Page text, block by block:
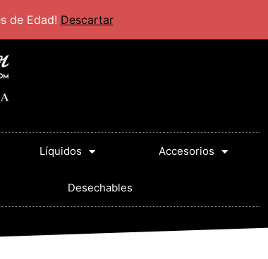
Líquidos Accesorios
Desechables
de Edad! Descartar